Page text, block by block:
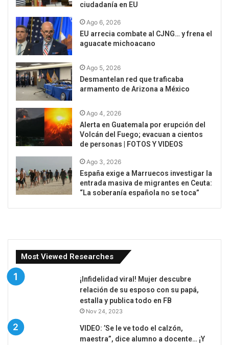
ciudadanía en EU
Ago 6, 2026
EU arrecia combate al CJNG… y frena el
aguacate michoacano
Ago 5, 2026
Desmantelan red que traficaba
armamento de Arizona a México
Ago 4, 2026
Alerta en Guatemala por erupción del
Volcán del Fuego; evacuan a cientos
de personas | FOTOS Y VIDEOS
Ago 3, 2026
España exige a Marruecos investigar la
entrada masiva de migrantes en Ceuta:
“La soberanía española no se toca”
Most Viewed Researches
¡Infidelidad viral! Mujer descubre
relación de su esposo con su papá,
estalla y publica todo en FB
Nov 24, 2023
VIDEO: ’Se le ve todo el calzón,
maestra”, dice alumno a docente… ¡Y